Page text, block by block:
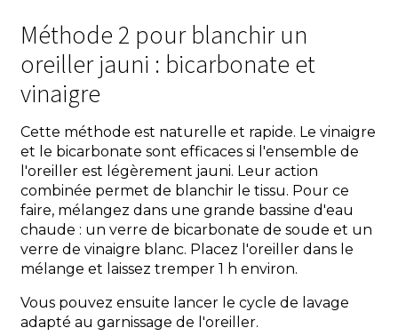
Méthode 2 pour blanchir un
oreiller jauni : bicarbonate et
vinaigre
Cette méthode est naturelle et rapide. Le vinaigre
et le bicarbonate sont efficaces si l'ensemble de
l'oreiller est légèrement jauni. Leur action
combinée permet de blanchir le tissu. Pour ce
faire, mélangez dans une grande bassine d'eau
chaude : un verre de bicarbonate de soude et un
verre de vinaigre blanc. Placez l'oreiller dans le
mélange et laissez tremper 1 h environ.
Vous pouvez ensuite lancer le cycle de lavage
adapté au garnissage de l'oreiller.